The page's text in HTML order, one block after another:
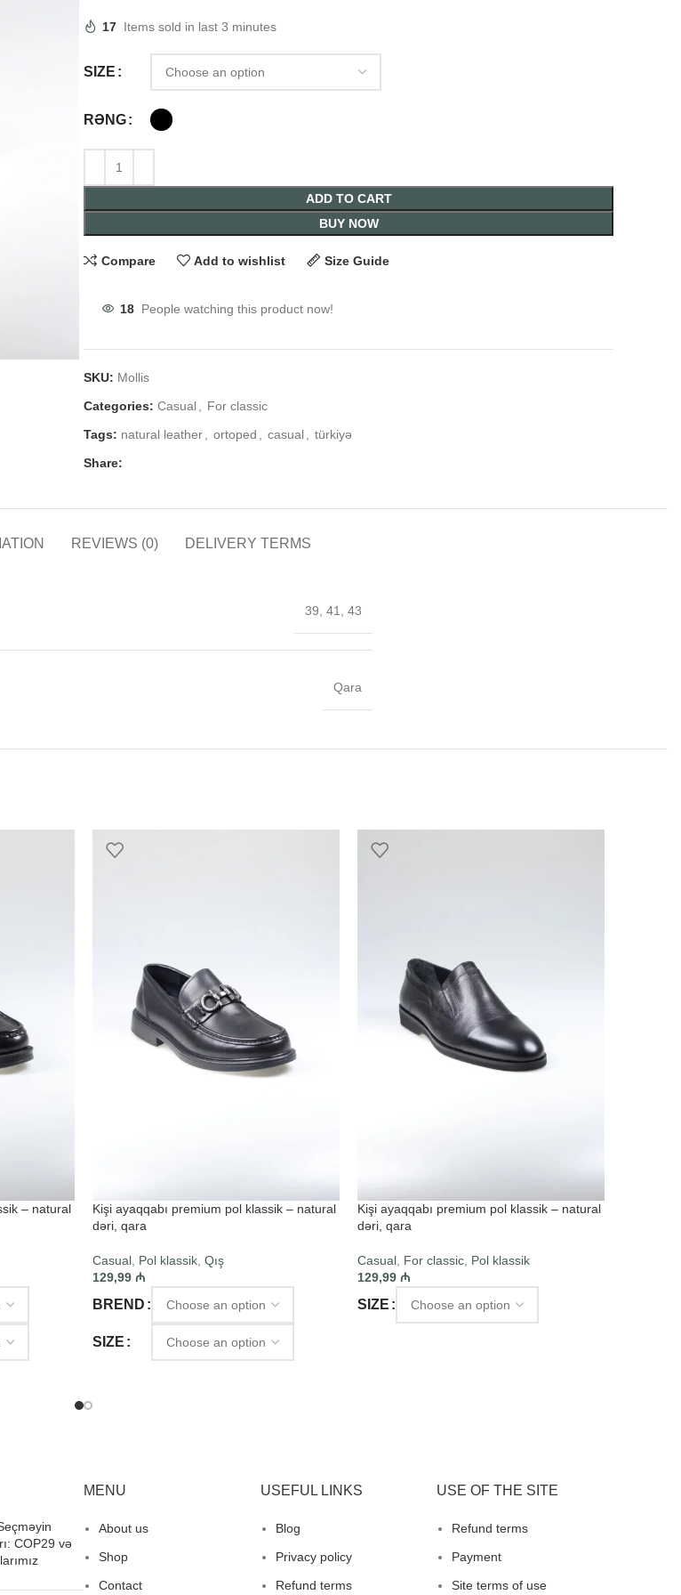
17 Items sold in last 3 minutes
SIZE
RƏNG
ADD TO CART
BUY NOW
Compare Add to wishlist Size Guide
18 People watching this product now!
SKU: Mollis
Categories: Casual
For classic
Tags: natural leather ortoped casual
türkiyə
Share:
REVIEWS (0) DELIVERY TERMS
39, 41, 43
Qara
– natural
Kişi ayaqqabı premium pol klassik – natural
dəri, qara
Casual Pol klassik Qış
129,99 ₼
BREND
SIZE
Kişi ayaqqabı premium pol klassik – natural
dəri, qara
Casual For classic Pol klassik
129,99 ₼
SIZE
COP29 və
MENU
About us
Shop
Contact
USEFUL LINKS
Blog
Privacy policy
Refund terms
USE OF THE SITE
Refund terms
Payment
Site terms of use